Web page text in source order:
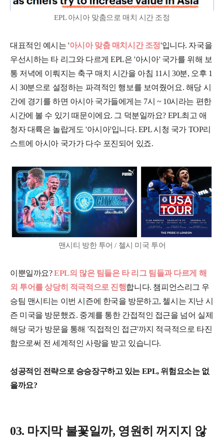
EPL 아시아 맞춤으로 매치 시간 조정
대표적인 예시는 '아시아 맞춤 매치시간 조정'입니다. 자국을
우선시하는 타 리그와 다르게 EPL은 '아시아' 국가를 위해 보
통 저녁에 이뤄지는 축구 매치 시간을 아침 11시 30분, 오후 1
시 30분으로 설정하는 파격적인 행보를 보여줬어요. 해당 시
간에 경기를 하면 아시아 국가들에게는 7시 ~ 10시라는 편한
시간에 볼 수 있기 때문이에요. 그 덕분일까요? EPL최고 애
청자 대륙은 놀랍게도 '아시아'입니다. EPL 시청 국가 TOP리
스트에 아시아 국가가 다수 포진되어 있죠.
맨시티 방한 투어 / 첼시 미국 투어
이뿐일까요? EPL의 많은 팀들은 타 리그 팀들과 다르게 해
외 투어를 상당히 적극적으로 진행합니다. 챔피언스리그 우
승팀 맨시티는 이번 시즌에 한국을 방문하고, 첼시는 지난 시
즌 미국을 방문했죠. 중계를 통한 간접적인 접근을 넘어 실제
해당 국가 방문을 통해 '직접적인 접근'까지 적극적으로 타진
함으로써 전 세계적인 사랑을 받고 있습니다.
성공적인 전략으로 승승장구하고 있는 EPL, 위험요소는 없
을까요?
03. 마지막 불꽃일까, 영원히 꺼지지 않